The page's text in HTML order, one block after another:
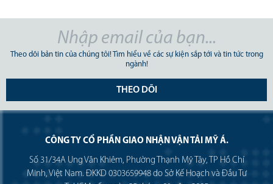
Theo dõi bản tin của chúng tôi! Tìm hiểu về các sự kiện sắp tới và tin tức trong
ngành!
THEO DÕI
CÔNG TY CỔ PHẦN GIAO NHẬN VẬN TẢI MỸ Á.
Số 31/34A Ung Văn Khiêm, Phường Thạnh Mỹ Tây, TP Hồ Chí
Minh, Việt Nam. ĐKKD 0303659948 do Sở Kế Hoạch và Đầu Tư